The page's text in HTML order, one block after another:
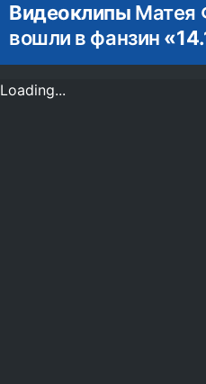
Видеоклипы Матея
вошли в фанзин
Loading...